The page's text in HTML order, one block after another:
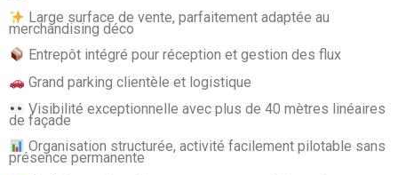
Large surface de vente, parfaitement adaptée au
merchandising déco
Entrepôt intégré pour réception et gestion des flux
Grand parking clientèle et logistique
Visibilité exceptionnelle avec plus de 40 mètres linéaires
de façade
Organisation structurée, activité facilement pilotable sans
présence permanente